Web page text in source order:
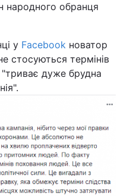
народного обранця
у Facebook новатор
стосуються термінів
дуже брудна